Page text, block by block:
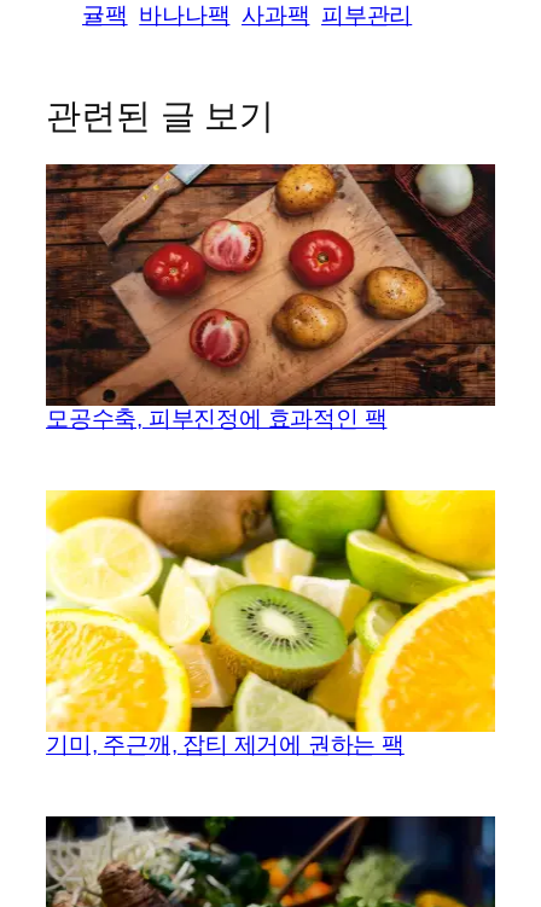
귤팩 바나나팩 사과팩 피부관리
관련된 글 보기
모공수축, 피부진정에 효과적인 팩
기미, 주근깨, 잡티 제거에 권하는 팩